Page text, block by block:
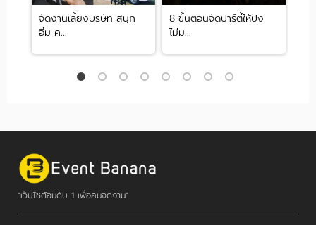
จัดงานเลี้ยงบริษัท สนุก
อิ่ม ค...
8 ขั้นตอนจัดปาร์ตี้ให้ปัง
ไม่ม...
"เว็บไซต์อันดับ 1 เพื่อคนจัดงาน"